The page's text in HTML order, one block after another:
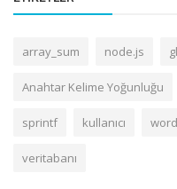
array_sum node.js
Anahtar Kelime Yoğunluğu
sprintf kullanıcı
veritabanı